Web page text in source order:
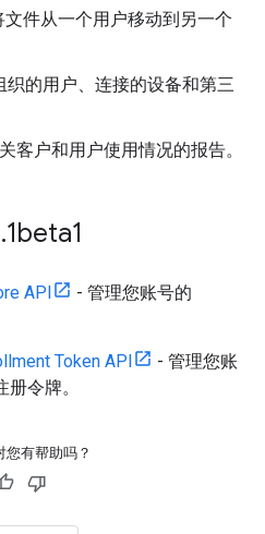
文件从一个用户移动到另一个
织的用户、连接的设备和第三
客户和用户使用情况的报告。
.1beta1
API
- 管理您账号的
Token API
- 管理您账
令牌。
您有帮助吗？